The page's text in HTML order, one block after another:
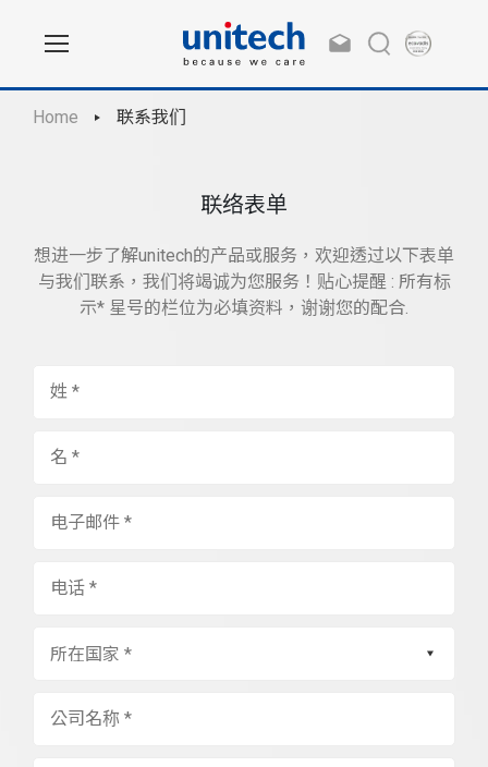
Home 联系我们
联络表单
想进一步了解unitech的产品或服务，欢迎透过以下表单
与我们联系，我们将竭诚为您服务！贴心提醒 : 所有标
示* 星号的栏位为必填资料，谢谢您的配合.